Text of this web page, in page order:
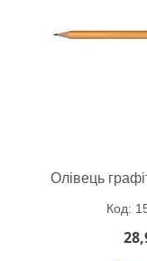
Олівець